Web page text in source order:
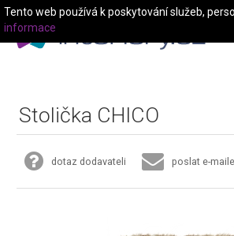
Stolička CHICO
dotaz dodavateli poslat e-
Tento web používá k poskytování služeb,
informace